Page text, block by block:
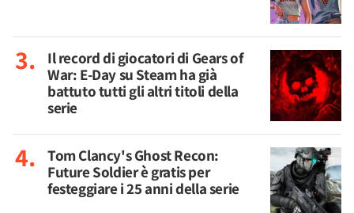
Il record di giocatori di Gears of
War: E-Day su Steam ha già
battuto tutti gli altri titoli della
serie
Tom Clancy's Ghost Recon:
Future Soldier è gratis per
festeggiare i 25 anni della serie